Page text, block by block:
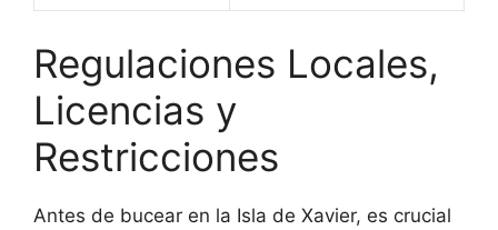
Regulaciones Locales,
Licencias y
Restricciones
Antes de bucear en la Isla de Xavier, es crucial